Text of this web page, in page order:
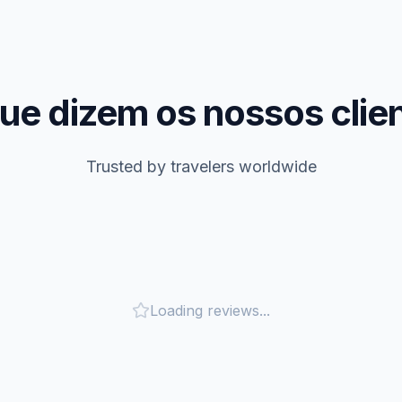
dizem os nossos
Trusted by travelers worldwide
Loading reviews...